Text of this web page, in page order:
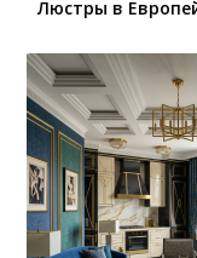
Люстры в